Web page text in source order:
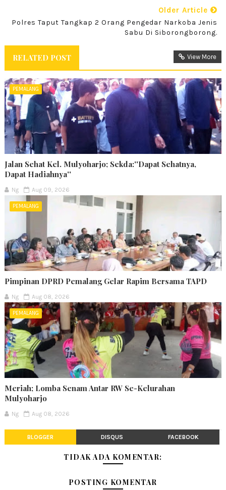
Older Article
Polres Taput Tangkap 2 Orang Pengedar Narkoba Jenis
Sabu Di Siborongborong.
RELATED POST View More
PEMALANG
Jalan Sehat Kel. Mulyoharjo; Sekda:''Dapat Sehatnya,
Dapat Hadiahnya''
Ng Aug 09, 2026
PEMALANG
Pimpinan DPRD Pemalang Gelar Rapim Bersama TAPD
Ng Aug 08, 2026
PEMALANG
Meriah; Lomba Senam Antar RW Se-Kelurahan
Mulyoharjo
Ng Aug 08, 2026
BLOGGER DISQUS FACEBOOK
TIDAK ADA KOMENTAR:
POSTING KOMENTAR